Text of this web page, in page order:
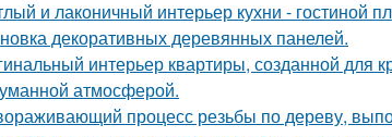
и лаконичный интерьер кухни - гостиной
декоративных деревянных панелей.
интерьер квартиры, созданной для
атмосферой.
процесс резьбы по дереву,